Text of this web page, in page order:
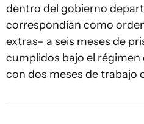
dentro del gobierno
correspondían como
extras– a seis meses de
cumplidos bajo el régimen
con dos meses de trabajo